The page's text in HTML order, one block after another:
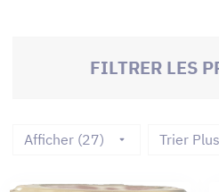
FILTRER LES
Afficher (27) Trier